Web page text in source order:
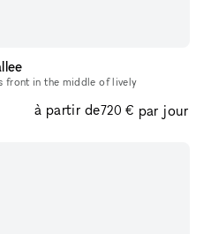
front in the middle of lively
à partir de720 € par jour